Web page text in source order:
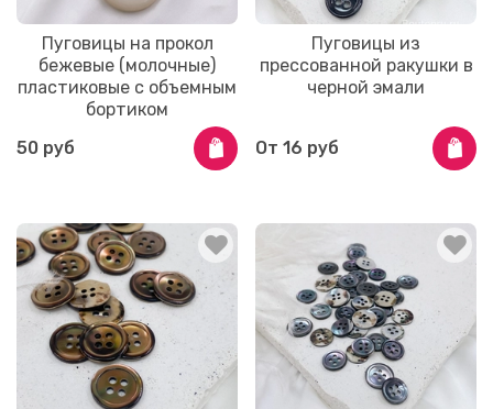
Пуговицы на прокол
бежевые (молочные)
пластиковые с объемным
бортиком
50 руб
Пуговицы из
прессованной ракушки в
черной эмали
От 16 руб